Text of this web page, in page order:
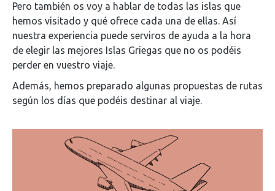
Pero también os voy a hablar de todas las islas que
hemos visitado y qué ofrece cada una de ellas. Así
nuestra experiencia puede serviros de ayuda a la hora
de elegir las mejores Islas Griegas que no os podéis
perder en vuestro viaje.
Además, hemos preparado algunas propuestas de rutas
según los días que podéis destinar al viaje.